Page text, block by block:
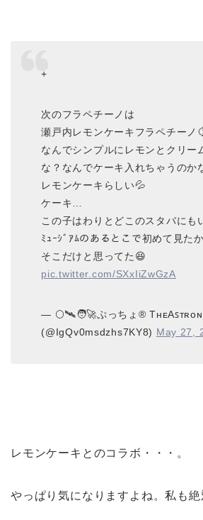
+
次のフラペチーノは
瀬戸内レモンケーキフラペチーノ
なんでシンプルにレモンとクリー
な？なんでケーキ入れちゃうのか
レモンケーキらしい💦
ケーキ…
この子はわりとどこのスタバにも
ﾐｭｰｼﾞｱﾑのあるとこで初めて見た
そこだけと思ってた😆
pic.twitter.com/SXxIiZwGzA
— 🌕🛰🧑‍🚀ぷっちょ®︎
(@IgQv0msdzhs7KY8) May 27,
レモンケーキとのコラボ・・・。
やっぱり気になりますよね。私も絶